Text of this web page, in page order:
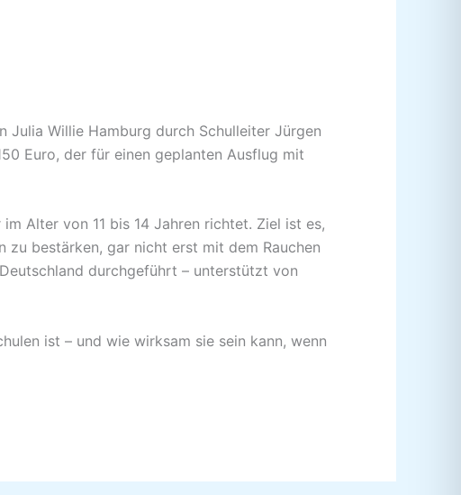
Willie Hamburg durch Schulleiter Jürgen
Euro, der für einen geplanten Ausflug mit
Alter von 11 bis 14 Jahren richtet. Ziel ist es,
zu bestärken, gar nicht erst mit dem Rauchen
durchgeführt – unterstützt von
ist – und wie wirksam sie sein kann, wenn